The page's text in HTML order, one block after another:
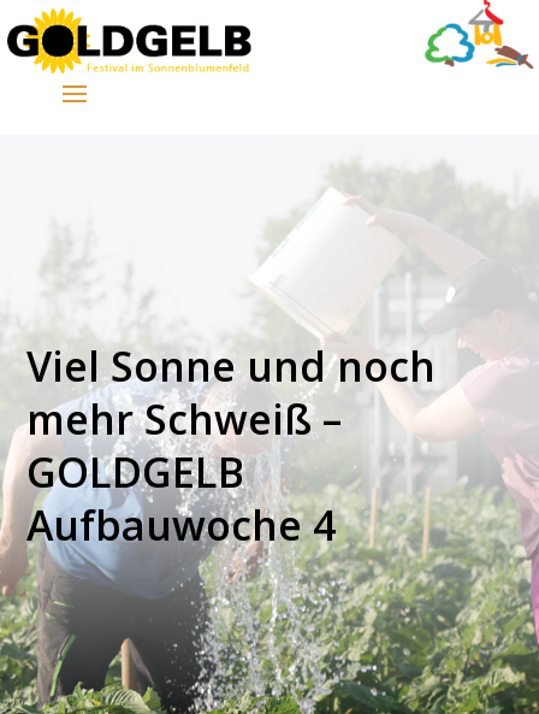
Viel Sonne und noch
mehr Schweiß –
GOLDGELB
Aufbauwoche 4